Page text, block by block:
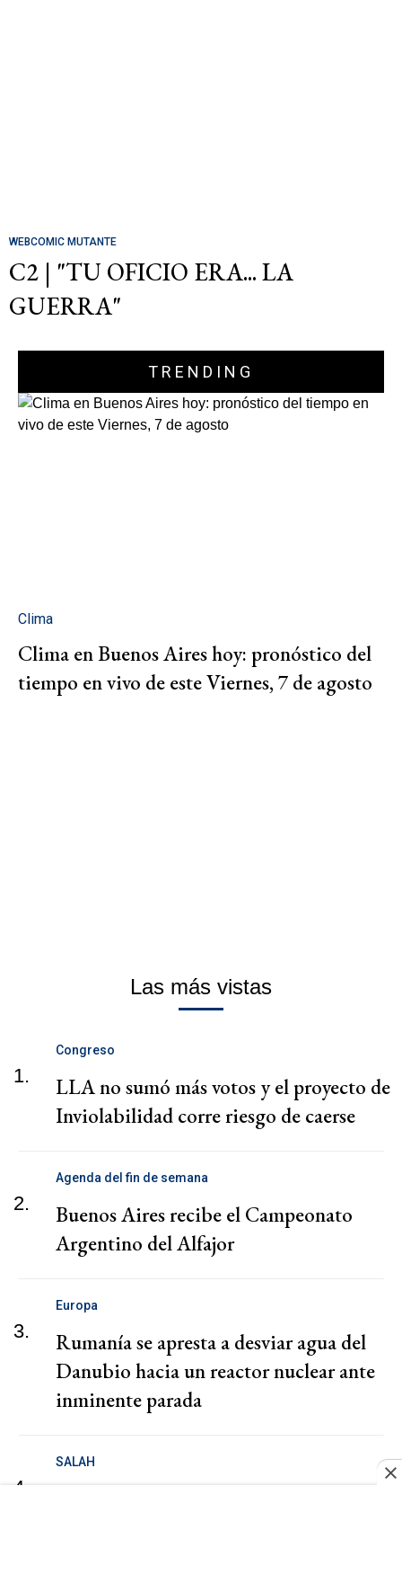
WEBCOMIC MUTANTE
C2 | "TU OFICIO ERA... LA
GUERRA"
TRENDING
Clima
Clima en Buenos Aires hoy: pronóstico del
tiempo en vivo de este Viernes, 7 de agosto
Las más vistas
1.
Congreso
LLA no sumó más votos y el proyecto de
Inviolabilidad corre riesgo de caerse
2.
Agenda del fin de semana
Buenos Aires recibe el Campeonato
Argentino del Alfajor
3.
Europa
Rumanía se apresta a desviar agua del
Danubio hacia un reactor nuclear ante
inminente parada
4.
SALAH